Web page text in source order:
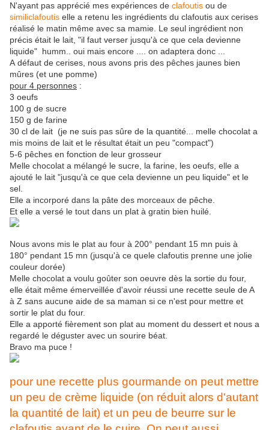
N'ayant pas apprécié mes expériences de clafoutis ou de
similiclafoutis elle a retenu les ingrédients du clafoutis aux cerises
réalisé le matin même avec sa mamie. Le seul ingrédient non
précis était le lait, "il faut verser jusqu'à ce que cela devienne
liquide" humm.. oui mais encore .... on adaptera donc ...
A défaut de cerises, nous avons pris des pêches jaunes bien
mûres (et une pomme)
pour 4 personnes :
3 oeufs
100 g de sucre
150 g de farine
30 cl de lait (je ne suis pas sûre de la quantité... melle chocolat a
mis moins de lait et le résultat était un peu "compact")
5-6 pêches en fonction de leur grosseur
Melle chocolat a mélangé le sucre, la farine, les oeufs, elle a
ajouté le lait "jusqu'à ce que cela devienne un peu liquide" et le
sel.
Elle a incorporé dans la pâte des morceaux de pêche.
Et elle a versé le tout dans un plat à gratin bien huilé.
Nous avons mis le plat au four à 200° pendant 15 mn puis à
180° pendant 15 mn (jusqu'à ce quele clafoutis prenne une jolie
couleur dorée)
Melle chocolat a voulu goûter son oeuvre dès la sortie du four,
elle était même émerveillée d'avoir réussi une recette seule de A
à Z sans aucune aide de sa maman si ce n'est pour mettre et
sortir le plat du four.
Elle a apporté fièrement son plat au moment du dessert et nous a
regardé le déguster avec un sourire béat.
Bravo ma puce !
pour une recette plus gourmande on peut mettre
un peu de crème liquide (on réduit alors d'autant
la quantité de lait) et un peu de beurre sur le